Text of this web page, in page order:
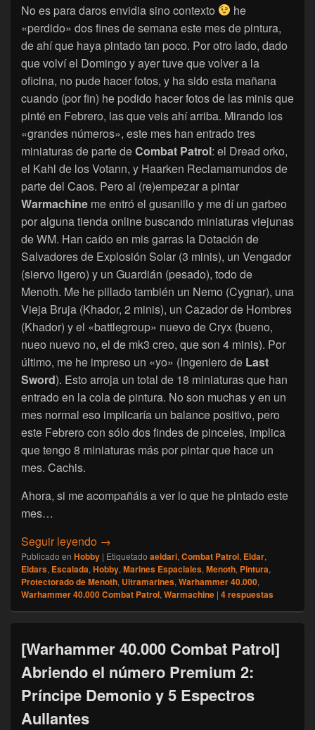
No es para daros envidia sino contexto
he
«perdido» dos fines de semana este mes de pintura,
de ahí que haya pintado tan poco. Por otro lado, dado
que volví el Domingo y ayer tuve que volver a la
oficina, no pude hacer fotos, y ha sido esta mañana
cuando (por fin) he podido hacer fotos de las minis que
pinté en Febrero, las que veis ahí arriba. Mirando los
«grandes números», este mes han entrado tres
miniaturas de parte deCombat Patrol: el Dread orko,
el Kahl de los Votann, y Haarken Reclamamundos de
parte del Caos. Pero al (re)empezar a pintar
Warmachine me entró el gusanillo y me dí un garbeo
por alguna tienda online buscando miniaturas viejunas
de WM. Han caído en mis garras la Dotación de
Salvadores de Explosión Solar (3 minis), un Vengador
(siervo ligero) y un Guardián (pesado), todo de
Menoth. Me he pillado también un Nemo (Cygnar), una
Vieja Bruja (Khador, 2 minis), un Cazador de Hombres
(Khador) y el «battlegroup» nuevo de Cryx (bueno,
nueo nuevo no, el de mk3 creo, que son 4 minis). Por
último, me he impreso un «yo» (Ingeniero de Last
Sword). Esto arroja un total de 18 miniaturas que han
entrado en la cola de pintura. No son muchas y en un
mes normal eso implicaría un balance positivo, pero
este Febrero con sólo dos findes de pinceles, implica
que tengo 8 miniaturas más por pintar que hace un
mes. Cachis.
Ahora, si me acompañáis a ver lo que he pintado este
mes…
Seguir leyendo [Escalada] Namarie, Febrero 2026
→
Publicado en Hobby | Etiquetado aeldari, Combat Patrol, Eldar,
Eldars, Escalada, Hobby, Marines Espaciales, Menoth, Pintura,
Protectorado de Menoth, Ultramarines, Warhammer 40.000,
Warhammer 40.000 Combat Patrol, Warmachine | 4respuestas
[Warhammer 40.000 Combat Patrol]
Abriendo el número Premium 2:
Príncipe Demonio y 5 Espectros
Aullantes